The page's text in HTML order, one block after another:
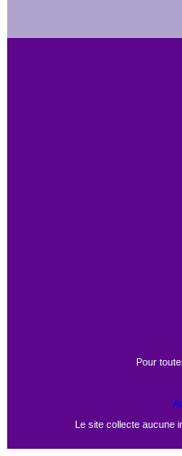
Pour
Le site collecte aucune